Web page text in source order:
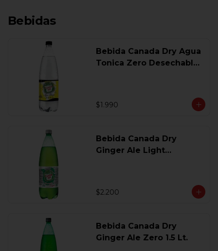
Bebidas
Bebida Canada Dry Agua
Tonica Zero Desechable
$1.990
Bebida Canada Dry
Ginger Ale Light
$2.200
Bebida Canada Dry
Ginger Ale Zero 1.5 Lt.